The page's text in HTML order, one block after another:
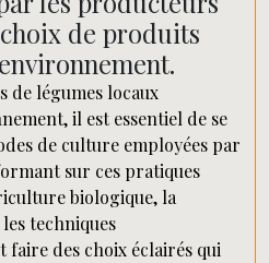
de produits
de légumes locaux
il est essentiel de se
de culture employées par
sur ces pratiques
biologique, la
techniques
faire des choix éclairés qui